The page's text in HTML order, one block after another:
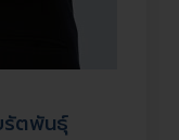
ตพันธุ์